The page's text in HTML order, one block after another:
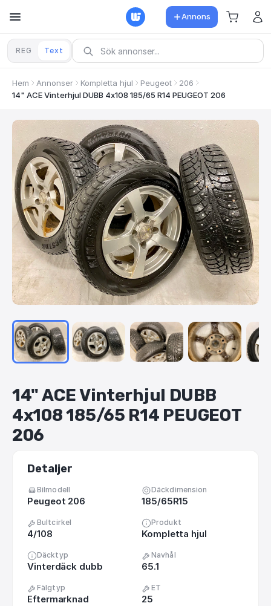
Annons
REG Text
Hem Annonser Kompletta hjul Peugeot
206
14" ACE Vinterhjul DUBB 4x108 185/65 R14 PEUGEOT 206
14"ACEVinterhjul DUBB
4x108185​/​65 R14 PEUGEOT
206
Detaljer
Bilmodell
Peugeot 206
Däckdimension
185/65R15
Bultcirkel
4/108
Produkt
Kompletta hjul
Däcktyp
Vinterdäck dubb
Navhål
65.1
Fälgtyp
Eftermarknad
ET
25